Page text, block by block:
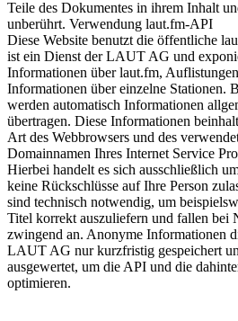
Teile des Dokumentes in ihrem Inhalt
unberührt. Verwendung laut.fm-API
Diese Website benutzt die öffentliche
ist ein Dienst der LAUT AG und
Informationen über laut.fm,
Informationen über einzelne Stationen.
werden automatisch Informationen
übertragen. Diese Informationen
Art des Webbrowsers und des
Domainnamen Ihres Internet Service
Hierbei handelt es sich ausschließlich
keine Rückschlüsse auf Ihre Person
sind technisch notwendig, um
Titel korrekt auszuliefern und fallen bei
zwingend an. Anonyme Informationen
LAUT AG nur kurzfristig gespeichert
ausgewertet, um die API und die
optimieren.